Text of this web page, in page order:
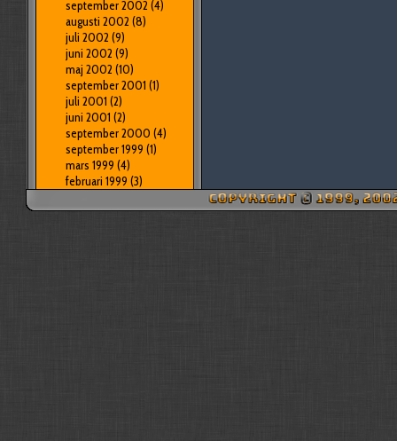
september 2002 (4)
augusti 2002 (8)
juli 2002 (9)
juni 2002 (9)
maj 2002 (10)
september 2001 (1)
juli 2001 (2)
juni 2001 (2)
september 2000 (4)
september 1999 (1)
mars 1999 (4)
februari 1999 (3)